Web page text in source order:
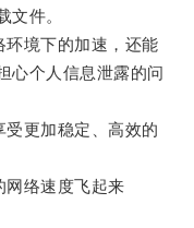
文件。
境下的加速，还能
心个人信息泄露的问
更加稳定、高效的
络速度飞起来